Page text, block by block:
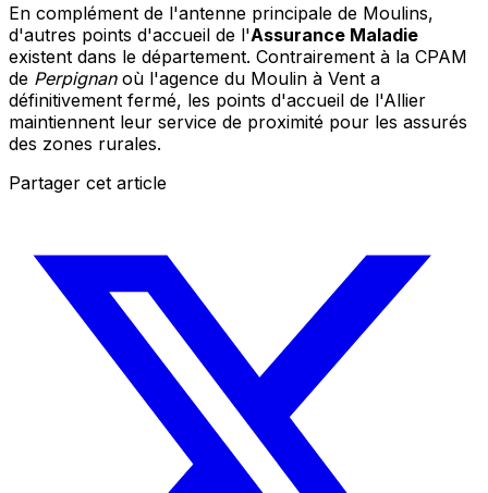
En complément de l'antenne principale de Moulins,
d'autres points d'accueil de l'Assurance Maladie
existent dans le département. Contrairement à la CPAM
de Perpignanoù l'agence du Moulin à Vent a
définitivement fermé, les points d'accueil de l'Allier
maintiennent leur service de proximité pour les assurés
des zones rurales.
Partager cet article